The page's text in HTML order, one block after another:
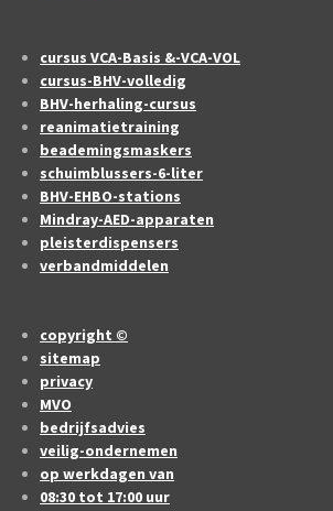
cursus VCA-Basis &-VCA-VOL
cursus-BHV-volledig
BHV-herhaling-cursus
reanimatietraining
beademingsmaskers
schuimblussers-6-liter
BHV-EHBO-stations
Mindray-AED-apparaten
pleisterdispensers
verbandmiddelen
copyright ©
sitemap
privacy
MVO
bedrijfsadvies
veilig-ondernemen
op werkdagen van
08:30 tot 17:00 uur